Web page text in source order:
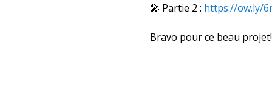
🎤 Partie 2 : https://ow.ly/
Bravo pour ce beau